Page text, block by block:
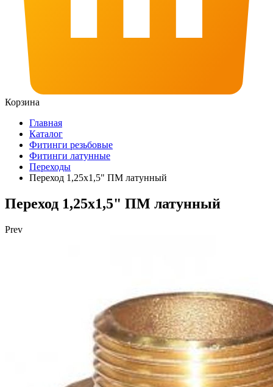
Корзина
Главная
Каталог
Фитинги резьбовые
Фитинги латунные
Переходы
Переход 1,25х1,5" ПМ латунный
Переход 1,25х1,5" ПМ латунный
Prev